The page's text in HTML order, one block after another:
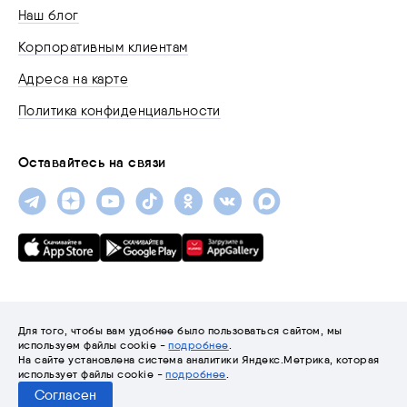
Наш блог
Корпоративным клиентам
Адреса на карте
Политика конфиденциальности
Оставайтесь на связи
© 2001-2026 «Трайтэк»
Разработка сайта
Для того, чтобы вам удобнее было пользоваться сайтом, мы
используем файлы cookie -подробнее.
На сайте установлена система аналитики Яндекс.Метрика, которая
использует файлы cookie -подробнее.
Согласен